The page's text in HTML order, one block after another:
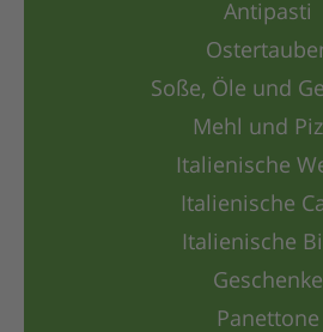
Antipasti
Soße, Öle und
Mehl und
Italienische
Italienische
Italienische
Geschenke
Panettone